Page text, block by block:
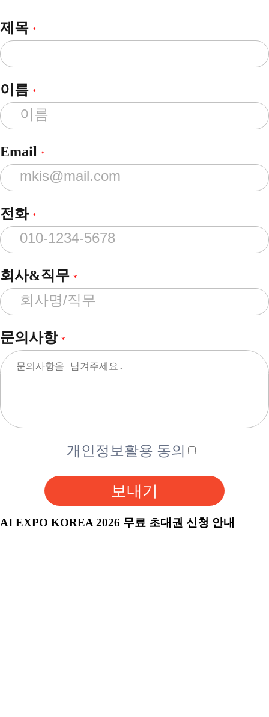
제목 *
이름 *
Email *
전화 *
회사&직무 *
문의사항 *
개인정보활용 동의
보내기
AI EXPO KOREA 2026 무료 초대권 신청 안내